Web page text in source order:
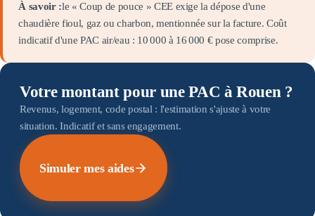
À savoir :le « Coup de pouce » CEE exige la dépose d'une
chaudière fioul, gaz ou charbon, mentionnée sur la facture. Coût
indicatif d'une PAC air/eau : 10 000 à 16 000 € pose comprise.
Votre montant pour une PAC à Rouen ?
Revenus, logement, code postal : l'estimation s'ajuste à votre
situation. Indicatif et sans engagement.
Simuler mes aides